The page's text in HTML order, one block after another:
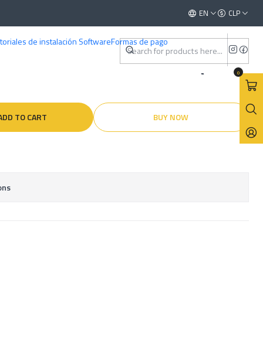
de instalación SoftwareFormas de pago
0
EN CLP
- Lexus CT 200H (
TO CART BUY NOW